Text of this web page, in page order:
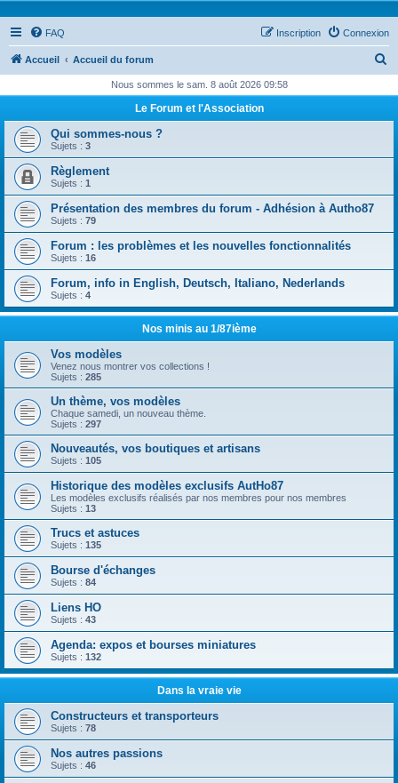
FAQ Connexion
Inscription
Accueil Accueil du forum
h
Nous sommes le sam. 8 août 2026 09:58
Le Forum et l'Association
Qui sommes-nous ?
Sujets : 3
Règlement
Sujets : 1
Présentation des membres du forum - Adhésion à Autho87
Sujets : 79
Forum : les problèmes et les nouvelles fonctionnalités
Sujets : 16
Forum, info in English, Deutsch, Italiano, Nederlands
Sujets : 4
Nos minis au 1/87ième
Vos modèles
Venez nous montrer vos collections !
Sujets : 285
Un thème, vos modèles
Chaque samedi, un nouveau thème.
Sujets : 297
Nouveautés, vos boutiques et artisans
Sujets : 105
Historique des modèles exclusifs AutHo87
Les modèles exclusifs réalisés par nos membres pour nos membres
Sujets : 13
Trucs et astuces
Sujets : 135
Bourse d'échanges
Sujets : 84
Liens HO
Sujets : 43
Agenda: expos et bourses miniatures
Sujets : 132
Dans la vraie vie
Constructeurs et transporteurs
Sujets : 78
Nos autres passions
Sujets : 46